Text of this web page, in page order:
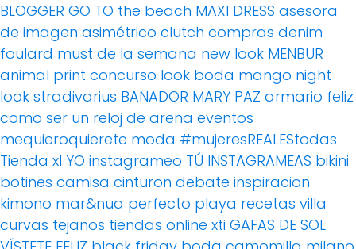
BLOGGER GO TO the beach MAXI DRESS asesora
de imagen asimétrico clutch compras denim
foulard must de la semana new look MENBUR
animal print concurso look boda mango night
look stradivarius BAÑADOR MARY PAZ armario feliz
como ser un reloj de arena eventos
mequieroquierete moda #mujeresREALEStodas
Tienda xl YO instagrameo TÚ INSTAGRAMEAS bikini
botines camisa cinturon debate inspiracion
kimono mar&nua perfecto playa recetas villa
curvas tejanos tiendas online xti GAFAS DE SOL